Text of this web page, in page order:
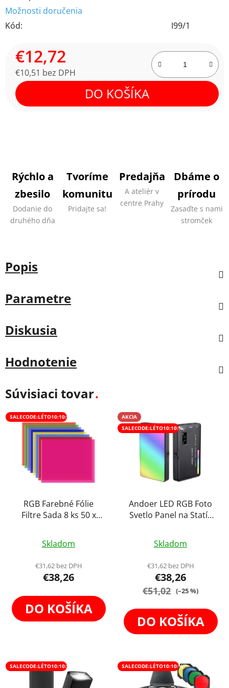
Možnosti doručenia
Kód:
I99/1
€12,72
€10,51 bez DPH
Jednotková cena:
DO KOŠÍKA
Rýchlo a
zbesilo
Dodanie do
druhého dňa
Tvoríme
komunitu
Pridajte sa!
Predajňa
A ateliér v
centre Prahy
Dbáme o
prírodu
Zasaďte s nami
stromček
Popis
Parametre
Diskusia
Hodnotenie
Súvisiaci tovar
SALECODE:LÉTO10:10:%
RGB Farebné Fólie
Filtre Sada 8 ks 50 x
Skladom
€31,62 bez DPH
€38,26
DO KOŠÍKA
AKCIA
SALECODE:LÉTO10:10:%
Andoer LED RGB Foto
Svetlo Panel na Statív
hodnotenie
produktu
je
4,3
5
hviezdičiek.
Skladom
€31,62 bez DPH
€38,26
€51,02 (–25 %)
DO KOŠÍKA
SALECODE:LÉTO10:10:% SALECODE:LÉTO10:10:%